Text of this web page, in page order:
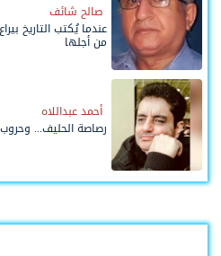
صالح شائف
عندما يُكتب التاريخ
من أجلها
أحمد عبداللاه
رصاصة الحليف... وحروب